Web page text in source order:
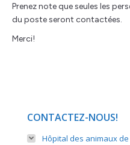
Prenez note que seules les
du poste seront contactées.
Merci!
CONTACTEZ-NOUS!
Hôpital des animaux